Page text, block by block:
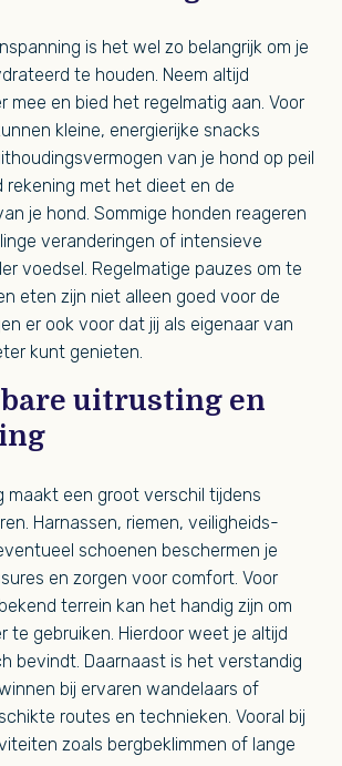
is het wel zo belangrijk om je
te houden. Neem altijd
mee en bied het regelmatig aan. Voor
kleine, energierijke snacks
van je hond op peil
rekening met het dieet en de
je hond. Sommige honden reageren
veranderingen of intensieve
voedsel. Regelmatige pauzes om te
eten zijn niet alleen goed voor de
er ook voor dat jij als eigenaar van
kunt genieten.
uitrusting en
maakt een groot verschil tijdens
Harnassen, riemen, veiligheids-
schoenen beschermen je
en zorgen voor comfort. Voor
terrein kan het handig zijn om
te gebruiken. Hierdoor weet je altijd
bevindt. Daarnaast is het verstandig
bij ervaren wandelaars of
routes en technieken. Vooral bij
zoals bergbeklimmen of lange